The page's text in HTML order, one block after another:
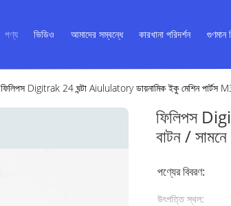
পণ্য ভিডিও আমাদের সম্বন্ধে কারখানা পরিদর্শন গুণমান
ফিলিপস Digitrak 24 ঘন্টা Aiululatory ডায়নামিক ইকু মেশিন পার্টস
ফিলিপস
বাটন /
পণ্যের বিবরণ:
উৎপত্তি স্থল: